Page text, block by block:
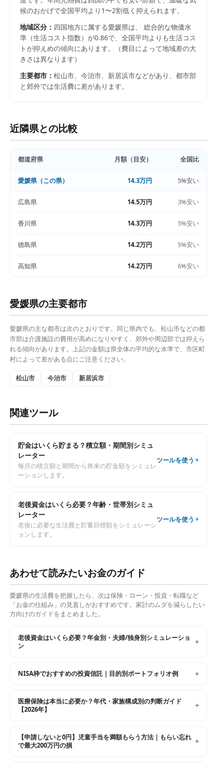
候のおかげで全国平均より1〜2割低く抑えられます。
地域区分： 四国地方に属する愛媛県は、 総合的な物価水
準（生活コスト指数）が0.86で、 全国平均よりも生活コス
トが抑えめの傾向にあります。
（費目によって地域差の大
きさは異なります）
主要都市： 松山市、今治市、新居浜市などがあり、都市部
と郊外では生活費に差があります。
近隣県との比較
都道府県 月額（目安） 全国比
愛媛県（この県） 14.3万円 5%安い
広島県 14.5万円 3%安い
香川県 14.3万円 5%安い
徳島県 14.2万円 5%安い
高知県 14.2万円 6%安い
愛媛県の主要都市
愛媛県の主な都市は次のとおりです。同じ県内でも、 松山市などの都
市部は介護施設の費用が高めになりやすく、郊外や周辺部では抑えら
れる傾向があります。上記の金額は県全体の平均的な水準で、市区町
村によって差がある点にご注意ください。
松山市 今治市 新居浜市
関連ツール
貯金はいくら貯まる？積立額・期間別シミュ
レーター
毎月の積立額と期間から将来の貯金額をシミュレ
ーションします。
ツールを使う
老後資金はいくら必要？年齢・世帯別シミュ
レーター
老後に必要な生活費と貯蓄目標額をシミュレーシ
ョンします。
ツールを使う
あわせて読みたいお金のガイド
愛媛県の生活費を把握したら、次は保険・ローン・投資・転職など
「お金の仕組み」の見直しがおすすめです。家計のムダを減らしたい
方向けのガイドをまとめました。
老後資金はいくら必要？年金別・夫婦/独身別シミュレーショ
ン
NISA枠でおすすめの投資信託｜目的別ポートフォリオ例
医療保険は本当に必要か？年代・家族構成別の判断ガイド
【2026年】
【申請しないと0円】児童手当を満額もらう方法｜もらい忘れ
で最大200万円の損